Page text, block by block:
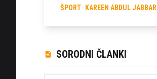
ŠPORT KAREEN ABDUL JABBAR
SORODNI ČLANKI